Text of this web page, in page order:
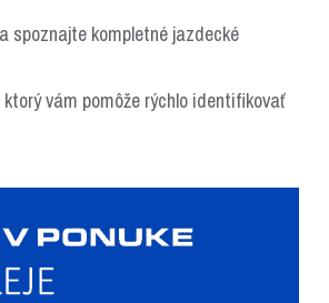
a spoznajte kompletné jazdecké
ktorý vám pomôže rýchlo identifikovať